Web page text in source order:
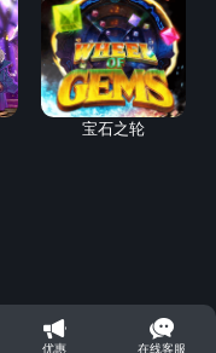
宝石之轮
优惠 在线客服